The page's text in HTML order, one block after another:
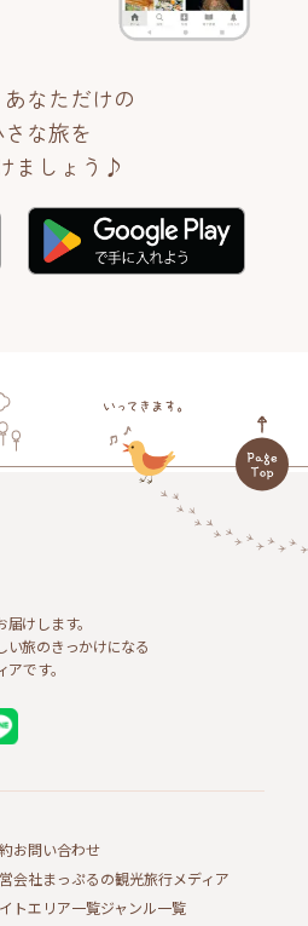
なただけの
な旅を
ましょう♪
けします。
い旅のきっかけになる
です。
お問い合わせ
会社まっぷるの観光旅行メディア
トエリア一覧ジャンル一覧